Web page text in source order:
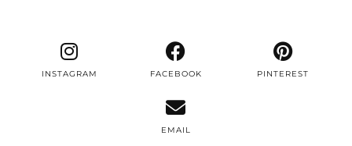
INSTAGRAM FACEBOOK PINTEREST
EMAIL